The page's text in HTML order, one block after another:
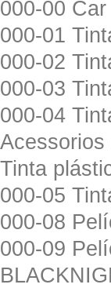
000-00
000-01
000-02
000-03
000-04
Tinta
000-05
000-08
000-09